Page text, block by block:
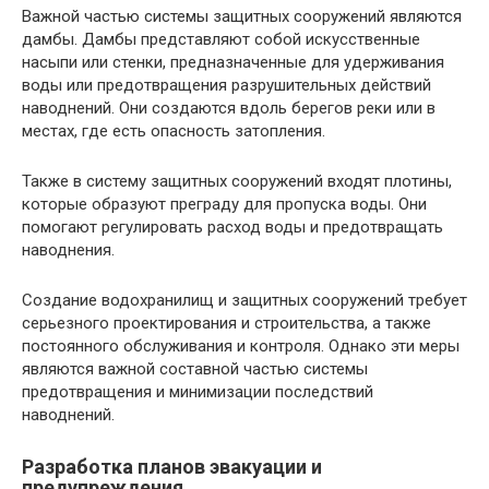
Важной частью системы защитных сооружений являются
дамбы. Дамбы представляют собой искусственные
насыпи или стенки, предназначенные для удерживания
воды или предотвращения разрушительных действий
наводнений. Они создаются вдоль берегов реки или в
местах, где есть опасность затопления.
Также в систему защитных сооружений входят плотины,
которые образуют преграду для пропуска воды. Они
помогают регулировать расход воды и предотвращать
наводнения.
Создание водохранилищ и защитных сооружений требует
серьезного проектирования и строительства, а также
постоянного обслуживания и контроля. Однако эти меры
являются важной составной частью системы
предотвращения и минимизации последствий
наводнений.
Разработка планов эвакуации и